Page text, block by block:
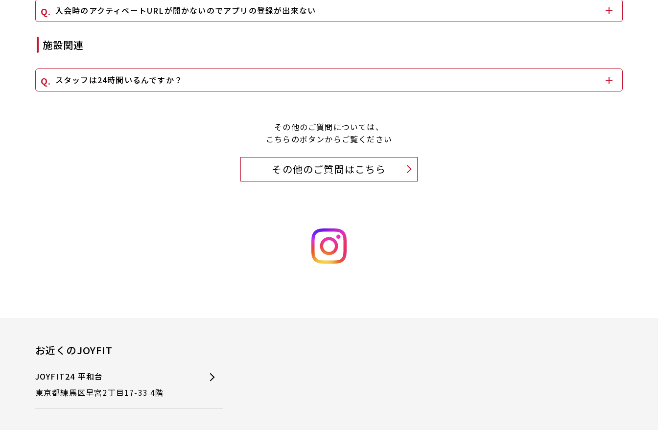
入会時のアクティベートURLが開かないのでアプリの登録が出来ない
施設関連
スタッフは24時間いるんですか？
その他のご質問については、
こちらのボタンからご覧ください
その他のご質問はこちら
お近くのJOYFIT
JOYFIT24 平和台
東京都練馬区早宮2丁目17-33 4階